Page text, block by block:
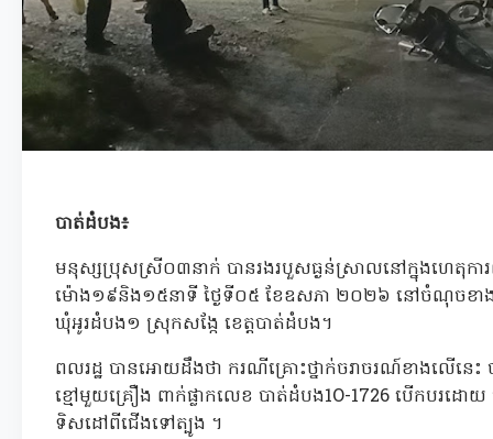
បាត់ដំបង៖
មនុស្សប្រុសស្រី០៣នាក់ បានរងរបួសធ្ងន់ស្រាលនៅក្នុងហេតុកា
ម៉ោង១៩និង១៥នាទី ថ្ងៃទី០៥ ខែឧសភា ២០២៦ នៅចំណុចខាងជើ
ឃុំអូរដំបង១ ស្រុកសង្កែ ខេត្តបាត់ដំបង។
ពលរដ្ឋ បានអោយដឹងថា ករណីគ្រោះថ្នាក់ចរាចរណ៍ខាងលើនេ
ខ្មៅមួយគ្រឿង ពាក់ផ្លាកលេខ បាត់ដំបង1O-1726 បើកបរដោយ
ទិសដៅពីជើងទៅត្បូង ។